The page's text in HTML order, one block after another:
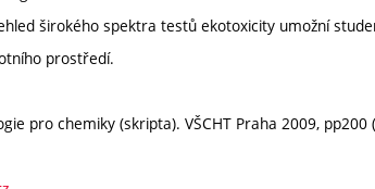
širokého spektra testů ekotoxicity umožní
prostředí.
pro chemiky (skripta). VŠCHT Praha 2009, pp200